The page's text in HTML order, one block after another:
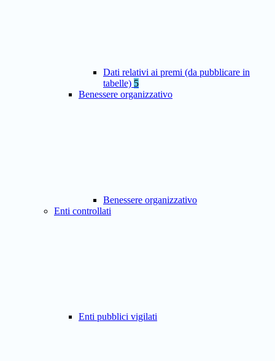
Dati relativi ai premi (da pubblicare in
tabelle) 5
Benessere organizzativo
Benessere organizzativo
Enti controllati
Enti pubblici vigilati